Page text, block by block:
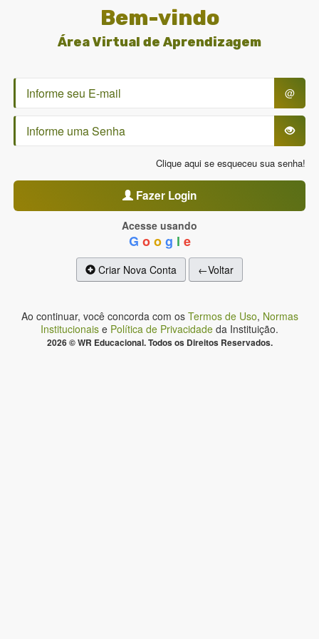
Bem-vindo
Área Virtual de Aprendizagem
@
Clique aqui se esqueceu sua senha!
Fazer Login
Acesse usando
G o o g l e
Criar Nova Conta ←Voltar
Ao continuar, você concorda com os Termos de Uso, Normas
Institucionais e Política de Privacidade da Instituição.
2026 © WR Educacional. Todos os Direitos Reservados.